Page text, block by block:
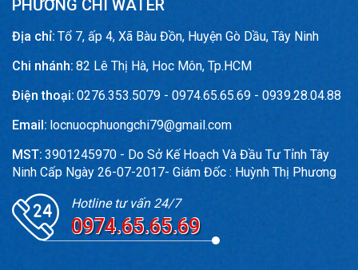
PHƯƠNG CHI WATER
Địa chỉ: Tổ 7, ấp 4, Xã Bàu Đồn, Huyện Gò Dầu, Tây Ninh
Chi nhánh: 82 Lê Thị Hà, Hoc Môn, Tp.HCM
Điện thoại: 0276.353.5079 - 0974.65.65.69 - 0939.28.04.88
Email: locnuocphuongchi79@gmail.com
MST: 3901245970 - Do Sở Kế Hoạch Và Đầu Tư Tỉnh Tây
Ninh Cấp Ngày 26-07-2017- Giám Đốc : Huỳnh Thị Phương
Hotline tư vấn 24/7
0974.65.65.69